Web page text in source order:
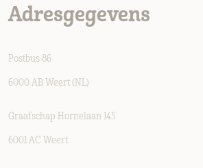
Adresgegevens
Postbus 86
6000 AB Weert (NL)
Graafschap Hornelaan 145
6001 AC Weert